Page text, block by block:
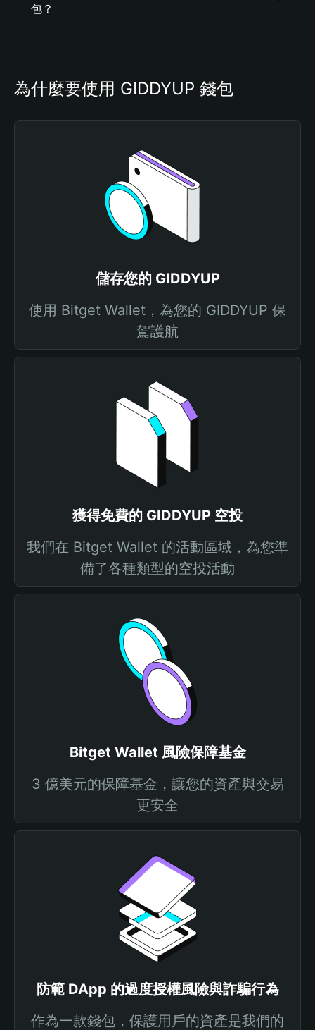
包？
為什麼要使用 GIDDYUP 錢包
儲存您的 GIDDYUP
使用 Bitget Wallet，為您的 GIDDYUP 保
駕護航
獲得免費的 GIDDYUP 空投
我們在 Bitget Wallet 的活動區域，為您準
備了各種類型的空投活動
Bitget Wallet 風險保障基金
3 億美元的保障基金，讓您的資產與交易
更安全
防範 DApp 的過度授權風險與詐騙行為
作為一款錢包，保護用戶的資產是我們的